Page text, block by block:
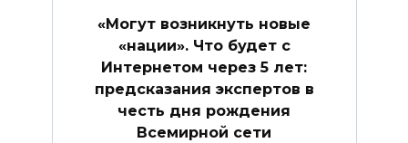
«Могут возникнуть новые
«нации». Что будет с
Интернетом через 5 лет:
предсказания экспертов в
честь дня рождения
Всемирной сети